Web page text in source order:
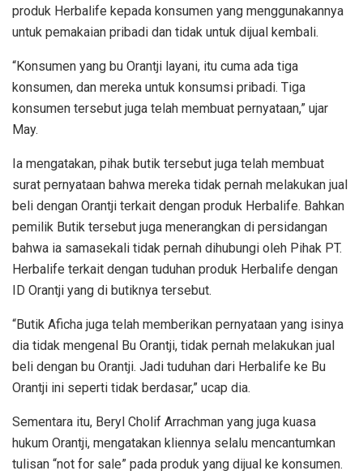
produk Herbalife kepada konsumen yang menggunakannya
untuk pemakaian pribadi dan tidak untuk dijual kembali.
“Konsumen yang bu Orantji layani, itu cuma ada tiga
konsumen, dan mereka untuk konsumsi pribadi. Tiga
konsumen tersebut juga telah membuat pernyataan,” ujar
May.
Ia mengatakan, pihak butik tersebut juga telah membuat
surat pernyataan bahwa mereka tidak pernah melakukan jual
beli dengan Orantji terkait dengan produk Herbalife. Bahkan
pemilik Butik tersebut juga menerangkan di persidangan
bahwa ia samasekali tidak pernah dihubungi oleh Pihak PT.
Herbalife terkait dengan tuduhan produk Herbalife dengan
ID Orantji yang di butiknya tersebut.
“Butik Aficha juga telah memberikan pernyataan yang isinya
dia tidak mengenal Bu Orantji, tidak pernah melakukan jual
beli dengan bu Orantji. Jadi tuduhan dari Herbalife ke Bu
Orantji ini seperti tidak berdasar,” ucap dia.
Sementara itu, Beryl Cholif Arrachman yang juga kuasa
hukum Orantji, mengatakan kliennya selalu mencantumkan
tulisan “not for sale” pada produk yang dijual ke konsumen.